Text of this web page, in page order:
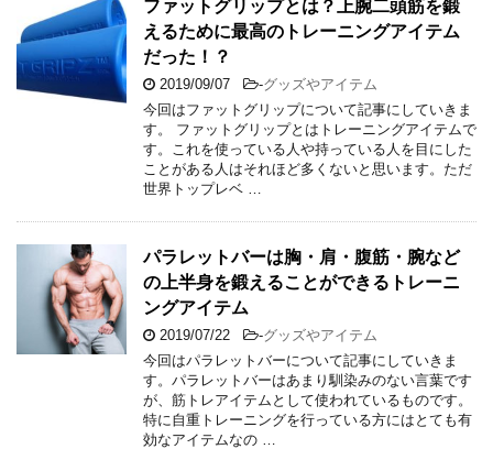
ファットグリップとは？上腕二頭筋を鍛
えるために最高のトレーニングアイテム
だった！？
2019/09/07 -グッズやアイテム
今回はファットグリップについて記事にしていきま
す。 ファットグリップとはトレーニングアイテムで
す。これを使っている人や持っている人を目にした
ことがある人はそれほど多くないと思います。ただ
世界トップレベ …
パラレットバーは胸・肩・腹筋・腕など
の上半身を鍛えることができるトレーニ
ングアイテム
2019/07/22 -グッズやアイテム
今回はパラレットバーについて記事にしていきま
す。パラレットバーはあまり馴染みのない言葉です
が、筋トレアイテムとして使われているものです。
特に自重トレーニングを行っている方にはとても有
効なアイテムなの …